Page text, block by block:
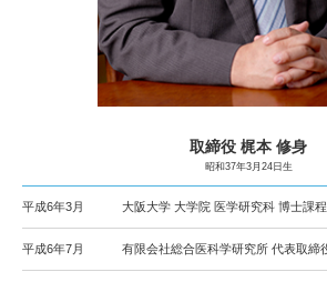
取締役 梶本 修身
昭和37年3月24日生
平成6年3月 大阪大学 大学院 医学研究科 博士課程
平成6年7月 有限会社総合医科学研究所 代表取締